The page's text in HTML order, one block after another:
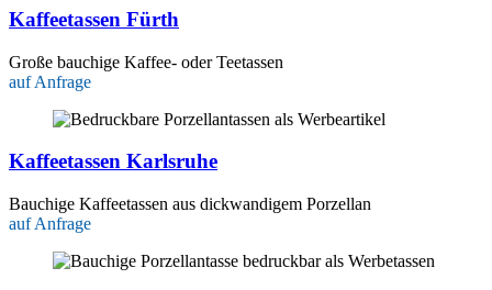
Kaffeetassen Fürth
Große bauchige Kaffee- oder Teetassen
auf Anfrage
Kaffeetassen Karlsruhe
Bauchige Kaffeetassen aus dickwandigem Porzellan
auf Anfrage